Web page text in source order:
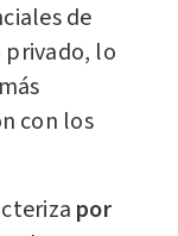
de
privado, lo
con los
por